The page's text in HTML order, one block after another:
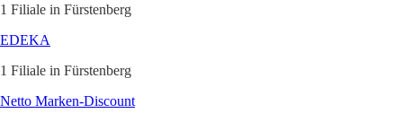
1 Filiale in Fürstenberg
EDEKA
1 Filiale in Fürstenberg
Netto Marken-Discount